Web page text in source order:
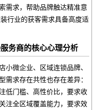
需求，帮助品牌触达精准意
行业的获客需求具备高度适
务商的核心心理分析
微企业、区域连锁品牌、
求存在共性也存在差异：
低门槛、高性价比，要求收
注全区域覆盖能力，要求效